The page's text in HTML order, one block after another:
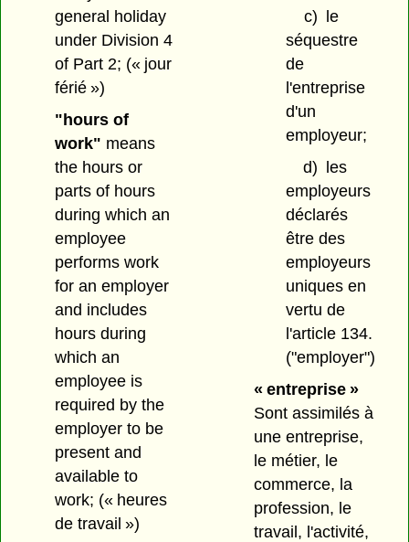
general holiday
under Division 4
of Part 2; (« jour
férié »)
"hours of
work" means
the hours or
parts of hours
during which an
employee
performs work
for an employer
and includes
hours during
which an
employee is
required by the
employer to be
present and
available to
work; (« heures
de travail »)
c) le
séquestre
de
l'entreprise
d'un
employeur;
d) les
employeurs
déclarés
être des
employeurs
uniques en
vertu de
l'article 134.
("employer")
« entreprise »
Sont assimilés à
une entreprise,
le métier, le
commerce, la
profession, le
travail, l'activité,